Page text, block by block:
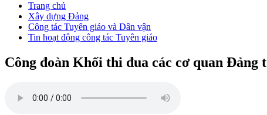
Trang chủ
Xây dựng Đảng
Công tác Tuyên giáo và Dân vận
Tin hoạt động công tác Tuyên giáo
Công đoàn Khối thi đua các cơ quan Đảng